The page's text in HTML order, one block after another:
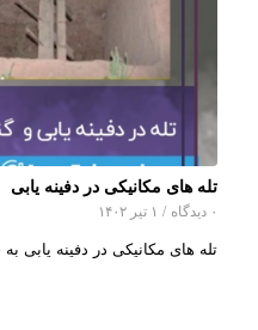
تله های مکانیکی در دفینه یابی
۰ دیدگاه / ۱ تیر ۱۴۰۲
تله های مکانیکی در دفینه یابی